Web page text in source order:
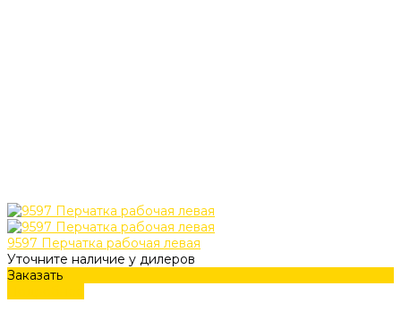
9597 Перчатка рабочая левая
Уточните наличие у дилеров
Заказать